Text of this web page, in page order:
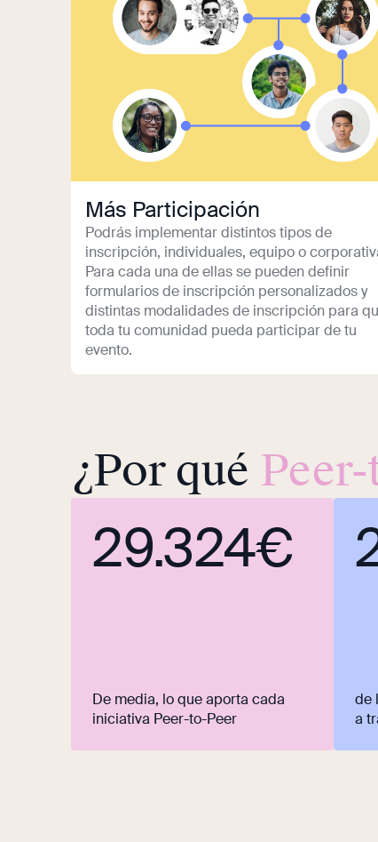
Más Participación
Podrás implementar distintos tipos de
inscripción, individuales, equipo o
Para cada una de ellas se pueden definir
formularios de inscripción personalizados y
distintas modalidades de inscripción para
toda tu comunidad pueda participar de tu
evento.
¿Por qué
29.324€
De media, lo que aporta cada
iniciativa Peer-to-Peer
de
a